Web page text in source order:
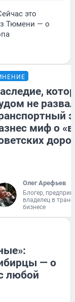
это
Тюмени — о
не
миф о
Олег Арефьев
Блогер,
владелец в
бизнесе
— о
любой